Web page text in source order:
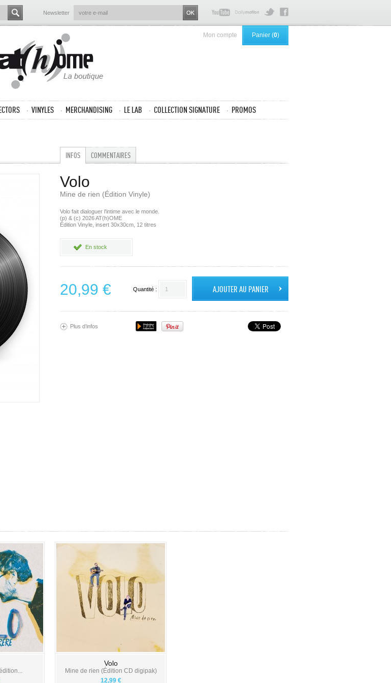
Newsletter
Mon compte Panier (0)
VINYLES MERCHANDISING LE LAB COLLECTION SIGNATURE PROMOS
INFOS COMMENTAIRES
Volo
Mine de rien (Édition Vinyle)
Volo fait dialoguer l'intime avec le monde.
(p) & (c) 2026 AT(h)OME
Édition Vinyle, insert 30x30cm, 12 titres
En stock
Quantité :
20,99 €
Plus d’infos
Volo
Mine de rien (Édition CD digipak)
12,99 €